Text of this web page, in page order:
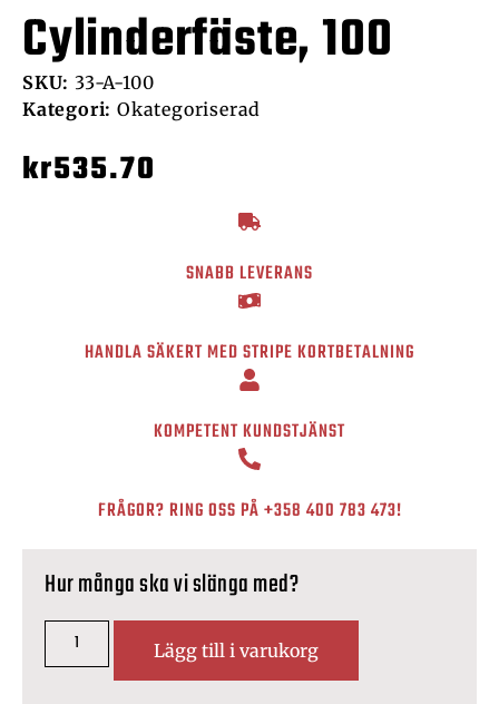
Cylinderfäste, 100
SKU: 33-A-100
Kategori: Okategoriserad
kr535.70
SNABB LEVERANS
HANDLA SÄKERT MED STRIPE KORTBETALNING
KOMPETENT KUNDSTJÄNST
FRÅGOR? RING OSS PÅ+358 400 783 473!
Hur många ska vi slänga med?
Lägg till i varukorg